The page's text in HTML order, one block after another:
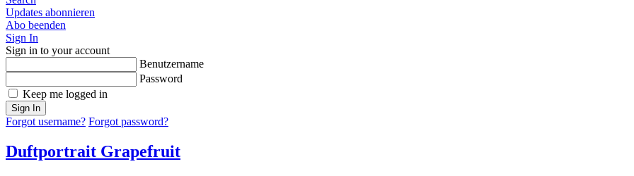
Updates abonnieren
Abo beenden
Sign In
Sign in to your account
Benutzername
Password
Keep me logged in
Sign In
Forgot username? Forgot password?
Duftportrait Grapefruit